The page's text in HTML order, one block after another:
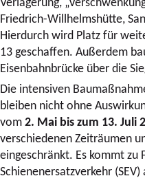
Friedrich-Willhelmshütte,
Hierdurch wird Platz für
13 geschaffen. Außerdem
Eisenbahnbrücke über die
Die intensiven
bleiben nicht ohne
vom2. Mai bis zum 13. Juli
verschiedenen Zeiträumen
eingeschränkt. Es kommt zu
Schienenersatzverkehr